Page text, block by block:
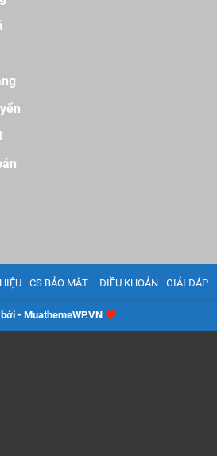
CS BẢO MẬT ĐIỀU KHOẢN GIẢI ĐÁP
- MuathemeWP.VN